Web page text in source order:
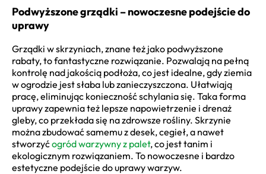
Podwyższone grządki – nowoczesne podejście do
uprawy
Grządki w skrzyniach, znane też jako podwyższone
rabaty, to fantastyczne rozwiązanie. Pozwalają na pełną
kontrolę nad jakością podłoża, co jest idealne, gdy ziemia
w ogrodzie jest słaba lub zanieczyszczona. Ułatwiają
pracę, eliminując konieczność schylania się. Taka forma
uprawy zapewnia też lepsze napowietrzenie i drenaż
gleby, co przekłada się na zdrowsze rośliny. Skrzynie
można zbudować samemu z desek, cegieł, a nawet
stworzyćogród warzywny z palet, co jest tanim i
ekologicznym rozwiązaniem. To nowoczesne i bardzo
estetyczne podejście do uprawy warzyw.